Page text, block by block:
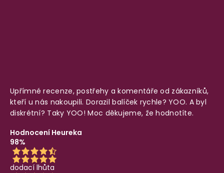
Upřímné recenze, postřehy a komentáře od zákazníků,
kteří u nás nakoupili. Dorazil balíček rychle? YOO. A byl
diskrétní? Taky YOO! Moc děkujeme, že hodnotíte.
Hodnocení Heureka
98%
dodací lhůta